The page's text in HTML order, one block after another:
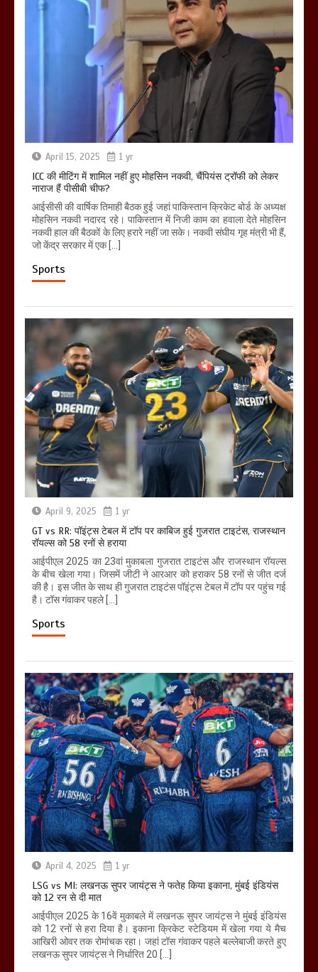
April 15, 2025 1 yr
ICC की मीटिंग में शामिल नहीं हुए मोहसिन नकवी, चैंपियंस ट्रॉफी को लेकर
नाराज हैं पीसीबी चीफ?
आईसीसी की वार्षिक तिमाही बैठक हुई जहां पाकिस्तान क्रिकेट बोर्ड के अध्यक्ष
मोहसिन नकवी नदारद रहे। पाकिस्तान में निजी काम का हवाला देते मोहसिन
नकवी हाल की बैठकों के लिए हरारे नहीं जा सके। नकवी संघीय गृह मंत्री भी हैं,
जो केंद्र सरकार में एक […]
Sports
April 9, 2025 1 yr
GT vs RR: पॉइंट्स टेबल में टॉप पर काबिज हुई गुजरात टाइटंस, राजस्थान
रॉयल्स को 58 रनों से हराया
आईपीएल 2025 का 23वां मुकाबला गुजरात टाइटंस और राजस्थान रॉयल्स
के बीच खेला गया। जिसमें जीटी ने आरआर को हराकर 58 रनों से जीत दर्ज
की है। इस जीत के साथ ही गुजरात टाइटंस पॉइंट्स टेबल में टॉप पर पहुंच गई
है। टॉस गंवाकर पहले […]
Sports
April 4, 2025 1 yr
LSG vs MI: लखनऊ सुपर जायंट्स ने फतेह किया इकाना, मुंबई इंडियंस
को 12 रन से दी मात
आईपीएल 2025 के 16वें मुकाबले में लखनऊ सुपर जायंट्स ने मुंबई इंडियंस
को 12 रनों से हरा दिया है। इकाना क्रिकेट स्टेडियम में खेला गया ये मैच
आखिरी ओवर तक रोमांचक रहा। जहां टॉस गंवाकर पहले बल्लेबाजी करते हुए
लखनऊ सुपर जायंट्स ने निर्धारित 20 […]